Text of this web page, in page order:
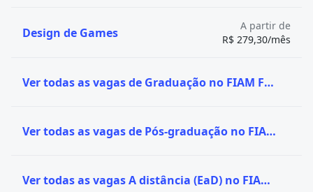
Design de Games
A partir de
R$ 279,30/mês
Ver todas as vagas de Graduação no FIAM FAAM
Ver todas as vagas de Pós-graduação no FIAM FAAM
Ver todas as vagas A distância (EaD) no FIAM FAAM